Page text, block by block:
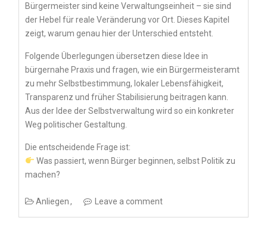
Bürgermeister sind keine Verwaltungseinheit – sie sind
der Hebel für reale Veränderung vor Ort. Dieses Kapitel
zeigt, warum genau hier der Unterschied entsteht.
Folgende Überlegungen übersetzen diese Idee in
bürgernahe Praxis und fragen, wie ein Bürgermeisteramt
zu mehr Selbstbestimmung, lokaler Lebensfähigkeit,
Transparenz und früher Stabilisierung beitragen kann.
Aus der Idee der Selbstverwaltung wird so ein konkreter
Weg politischer Gestaltung.
Die entscheidende Frage ist:
Was passiert, wenn Bürger beginnen, selbst Politik zu
machen?
Anliegen Leave a comment